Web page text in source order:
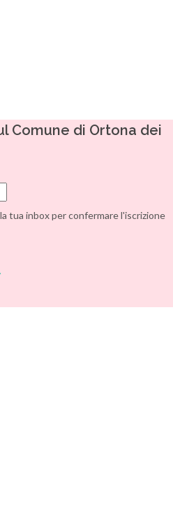
Comune di Ortona dei
tua inbox per confermare l'iscrizione